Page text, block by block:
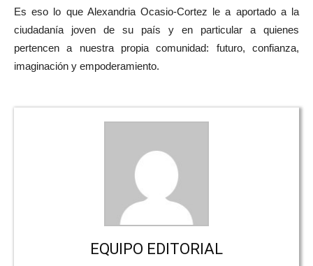
Es eso lo que Alexandria Ocasio-Cortez le a aportado a la
ciudadanía joven de su país y en particular a quienes
pertencen a nuestra propia comunidad: futuro, confianza,
imaginación y empoderamiento.
EQUIPO EDITORIAL